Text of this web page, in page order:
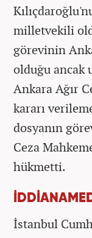
milletvekili
görevinin
olduğu ancak
Ankara Ağır
kararı
dosyanın
Ceza
hükmetti.
İstanbul